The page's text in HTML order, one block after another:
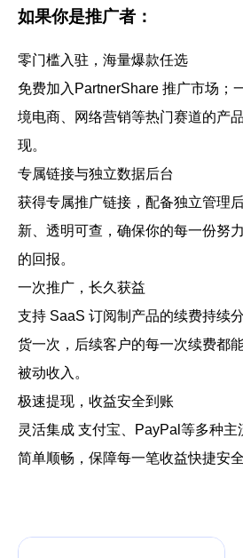
如果你是推广者：
零门槛入驻，海量爆款任选
免费加入PartnerShare 推广市场；
境电商、网络营销等热门赛道的产
现。
专属链接与独立数据后台
获得专属推广链接，配备独立管理
新、透明可查，确保你的每一份努
的回报。
一次推广，长久获益
支持 SaaS 订阅制产品的续费持续
货一次，后续客户的每一次续费都
被动收入。
极速提现，收益安全到账
灵活集成 支付宝、PayPal等多种
简单顺畅，保障每一笔收益快捷安全